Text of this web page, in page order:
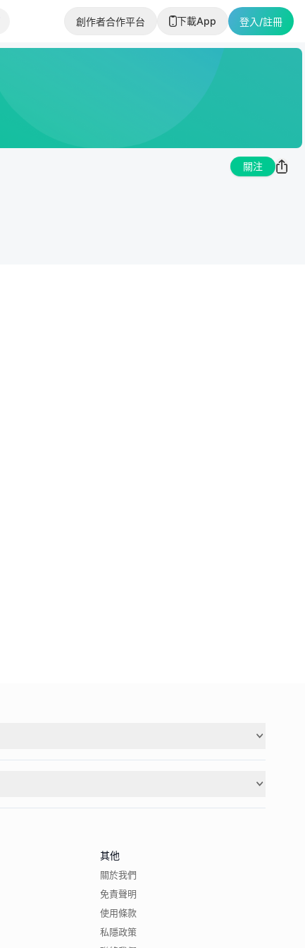
創作者合作平台 下載App 登入/註冊
關注
其他
關於我們
免責聲明
使用條款
私隱政策